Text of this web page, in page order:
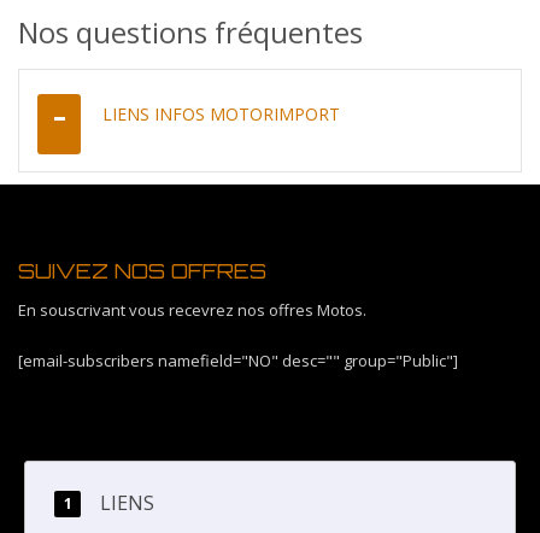
Nos questions fréquentes
LIENS INFOS MOTORIMPORT
SUIVEZ NOS OFFRES
En souscrivant vous recevrez nos offres Motos.
[email-subscribers namefield="NO" desc="" group="Public"]
LIENS